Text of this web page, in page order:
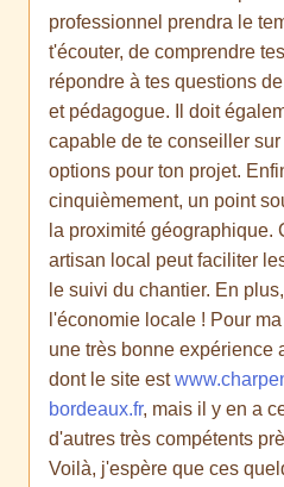
professionnel prendra le
t'écouter, de comprendre
répondre à tes questions
et pédagogue. Il doit
capable de te conseiller
options pour ton projet.
cinquièmement, un point
la proximité géographique.
artisan local peut faciliter
le suivi du chantier. En
l'économie locale ! Pour
une très bonne expérience
dont le site est
bordeaux.fr, mais il y en a
d'autres très compétents
Voilà, j'espère que ces